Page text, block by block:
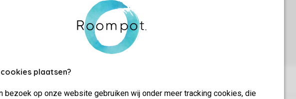
plaatsen?
bezoek op onze website gebruiken wij onder meer tracking cookies, die